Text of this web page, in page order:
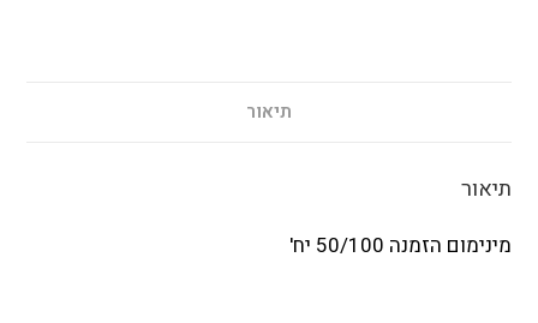
תיאור
תיאור
מינימום הזמנה 50/100 יח'